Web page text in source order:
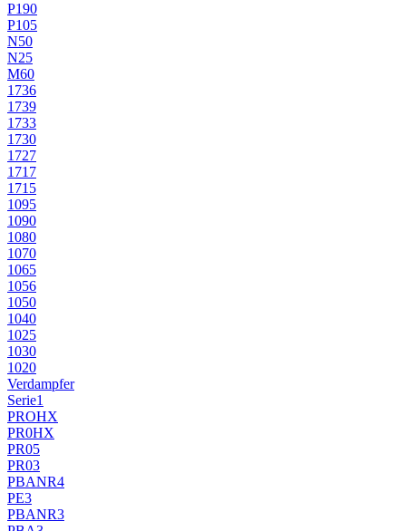
P190
P105
N50
N25
M60
1736
1739
1733
1730
1727
1717
1715
1095
1090
1080
1070
1065
1056
1050
1040
1025
1030
1020
Verdampfer
Serie1
PROHX
PR0HX
PR05
PR03
PBANR4
PE3
PBANR3